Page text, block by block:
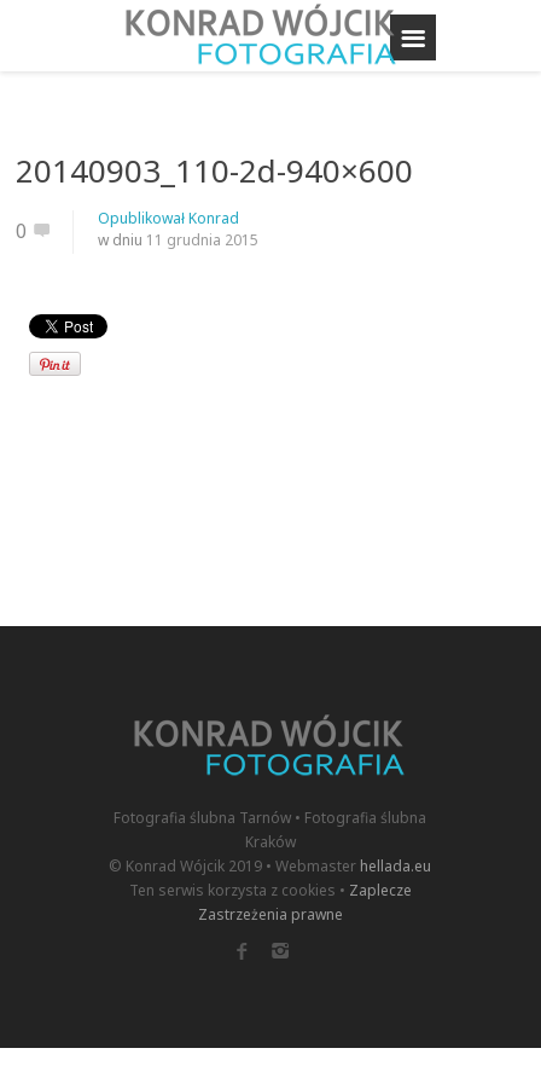
20140903_110-2d-940×600
0 OpublikowałKonrad
w dniu 11 grudnia 2015
Fotografia ślubna Tarnów • Fotografia ślubna
Kraków
© Konrad Wójcik 2019 • Webmaster hellada.eu
Ten serwis korzysta z cookies • Zaplecze
Zastrzeżenia prawne